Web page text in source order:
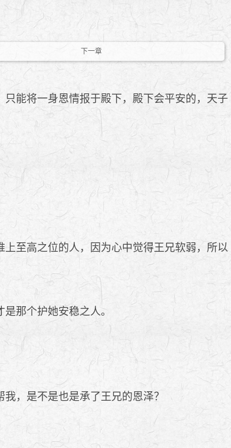
下一章
能将一身恩情报于殿下，殿下会平安的，天子
至高之位的人，因为心中觉得王兄软弱，所以
那个护她安稳之人。
，是不是也是承了王兄的恩泽？